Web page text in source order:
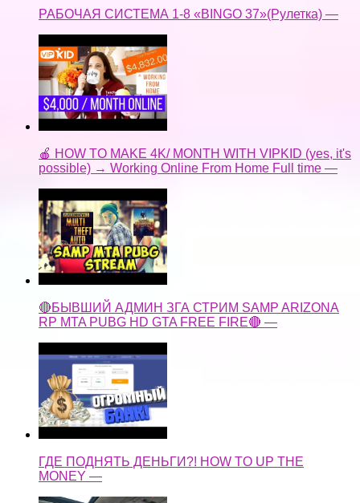
РАБОЧАЯ СИСТЕМА 1-8 «BINGO 37»(Рулетка) —
🍎 HOW TO MAKE 4K/ MONTH WITH VIPKID (yes, it's
possible) → Working Online From Home Full time —
🔴БЫВШИЙ АДМИН ЗГА СТРИМ SAMP ARIZONA
RP MTA PUBG HD GTA FREE FIRE🔴 —
ГДЕ ПОДНЯТЬ ДЕНЬГИ?! HOW TO UP THE
MONEY —